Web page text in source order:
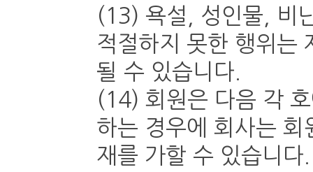
(13) 욕설, 성인물, 비
적절하지 못한 행위는
될 수 있습니다.
(14) 회원은 다음 각
하는 경우에 회사는
재를 가할 수 있습니다.